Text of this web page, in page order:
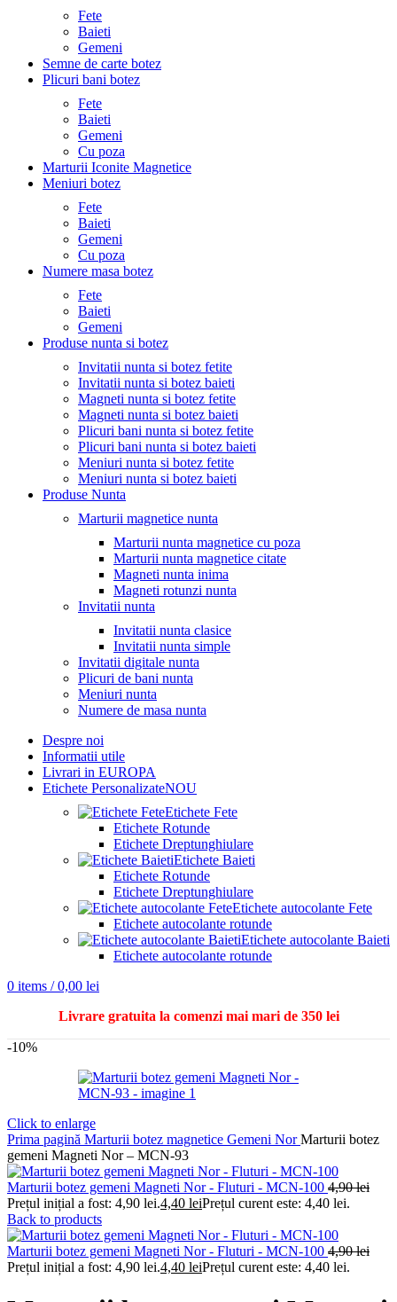
Fete
Baieti
Gemeni
Semne de carte botez
Plicuri bani botez
Fete
Baieti
Gemeni
Cu poza
Marturii Iconite Magnetice
Meniuri botez
Fete
Baieti
Gemeni
Cu poza
Numere masa botez
Fete
Baieti
Gemeni
Produse nunta si botez
Invitatii nunta si botez fetite
Invitatii nunta si botez baieti
Magneti nunta si botez fetite
Magneti nunta si botez baieti
Plicuri bani nunta si botez fetite
Plicuri bani nunta si botez baieti
Meniuri nunta si botez fetite
Meniuri nunta si botez baieti
Produse Nunta
Marturii magnetice nunta
Marturii nunta magnetice cu poza
Marturii nunta magnetice citate
Magneti nunta inima
Magneti rotunzi nunta
Invitatii nunta
Invitatii nunta clasice
Invitatii nunta simple
Invitatii digitale nunta
Plicuri de bani nunta
Meniuri nunta
Numere de masa nunta
Despre noi
Informatii utile
Livrari in EUROPA
Etichete PersonalizateNOU
Etichete Fete
Etichete Rotunde
Etichete Dreptunghiulare
Etichete Baieti
Etichete Rotunde
Etichete Dreptunghiulare
Etichete autocolante Fete
Etichete autocolante rotunde
Etichete autocolante Baieti
Etichete autocolante rotunde
0 items / 0,00 lei
Livrare gratuita la comenzi mai mari de 350 lei
-10%
Click to enlarge
Prima pagină Marturii botez magnetice Gemeni NorMarturii botez
gemeni Magneti Nor – MCN-93
Marturii botez gemeni Magneti Nor - Fluturi - MCN-100 4,90lei
Prețul inițial a fost: 4,90 lei.4,40 leiPrețul curent este: 4,40 lei.
Back to products
Marturii botez gemeni Magneti Nor - Fluturi - MCN-100 4,90lei
Prețul inițial a fost: 4,90 lei.4,40 leiPrețul curent este: 4,40 lei.